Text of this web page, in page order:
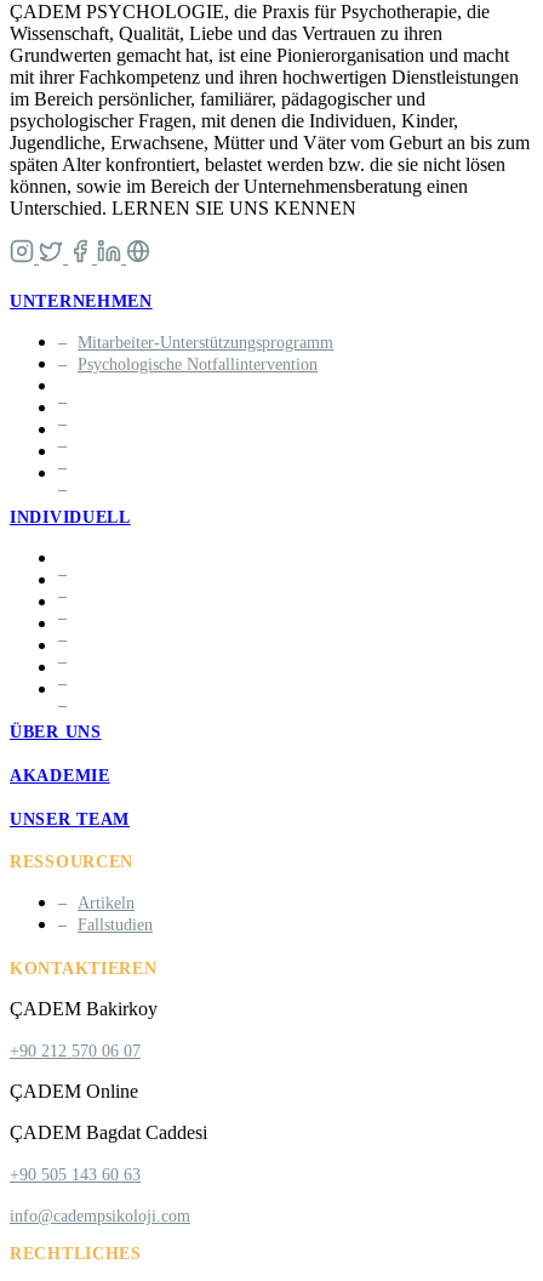
ÇADEM PSYCHOLOGIE, die Praxis für Psychotherapie, die
Wissenschaft, Qualität, Liebe und das Vertrauen zu ihren
Grundwerten gemacht hat, ist eine Pionierorganisation und macht
mit ihrer Fachkompetenz und ihren hochwertigen Dienstleistungen
im Bereich persönlicher, familiärer, pädagogischer und
psychologischer Fragen, mit denen die Individuen, Kinder,
Jugendliche, Erwachsene, Mütter und Väter vom Geburt an bis zum
späten Alter konfrontiert, belastet werden bzw. die sie nicht lösen
können, sowie im Bereich der Unternehmensberatung einen
Unterschied. LERNEN SIE UNS KENNEN
UNTERNEHMEN
Mitarbeiter-Unterstützungsprogramm
Psychologische Notfallintervention
INDIVIDUELL
ÜBER UNS
AKADEMIE
UNSER TEAM
RESSOURCEN
Artikeln
Fallstudien
KONTAKTIEREN
ÇADEM Bakirkoy
+90 212 570 06 07
ÇADEM Online
ÇADEM Bagdat Caddesi
+90 505 143 60 63
info@cadempsikoloji.com
RECHTLICHES